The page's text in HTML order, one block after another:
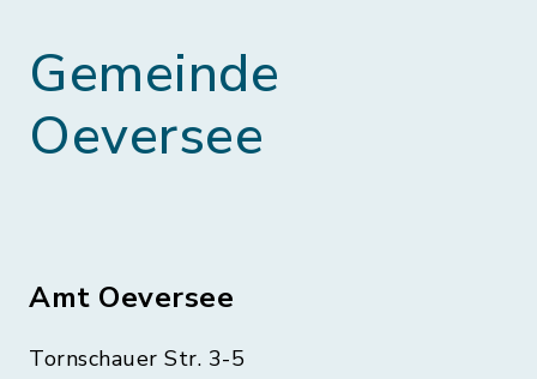
Gemeinde
Oeversee
Amt Oeversee
Tornschauer Str. 3-5